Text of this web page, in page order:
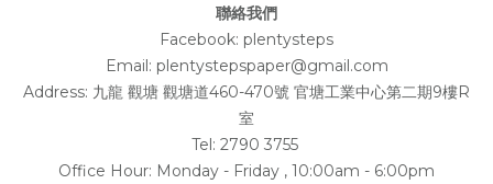
聯絡我們
Facebook: plentysteps
Email: plentystepspaper@gmail.com
Address: 九龍 觀塘 觀塘道460-470號 官塘工業中心第二期9樓R
室
Tel: 2790 3755
Office Hour: Monday - Friday , 10:00am - 6:00pm